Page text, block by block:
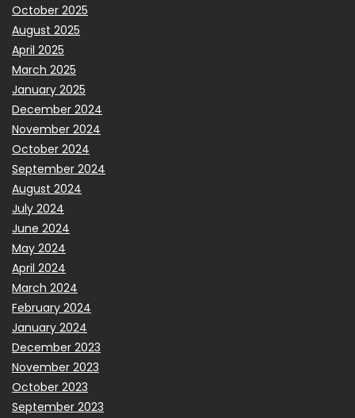
October 2025
August 2025
April 2025
March 2025
January 2025
December 2024
November 2024
October 2024
September 2024
August 2024
July 2024
June 2024
May 2024
April 2024
March 2024
February 2024
January 2024
December 2023
November 2023
October 2023
September 2023